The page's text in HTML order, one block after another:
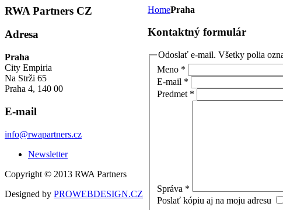
HomePraha
Kontaktný formulár
Odoslať e-mail. Všetky polia
Meno *
E-mail *
Predmet *
Správa *
Poslať kópiu aj na moju adresu
RWA Partners CZ
Adresa
Praha
City Empiria
Na Strži 65
Praha 4, 140 00
E-mail
info@rwapartners.cz
Newsletter
Copyright © 2013 RWA Partners
Designed by PROWEBDESIGN.CZ